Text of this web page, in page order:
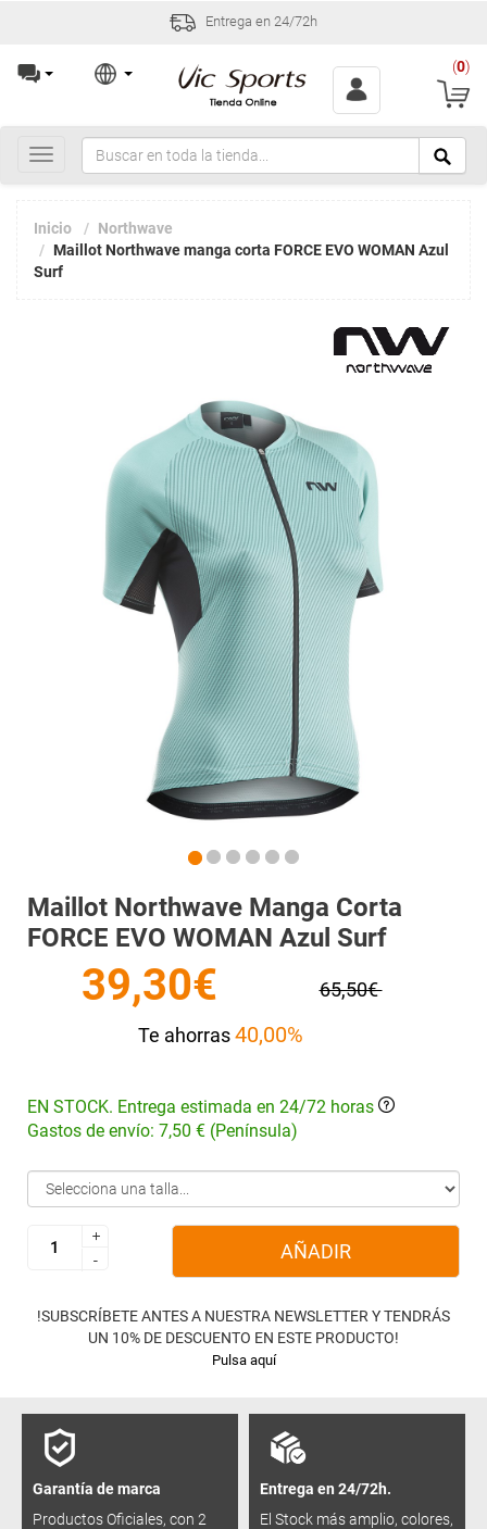
Entrega en 24/72h
(0)
Toggle
navigation
Inicio
Northwave
Maillot Northwave manga corta FORCE EVO WOMAN Azul
Surf
Maillot Northwave Manga Corta
FORCE EVO WOMAN Azul Surf
39,30€
65,50€
Te ahorras40,00%
EN STOCK. Entrega estimada en 24/72 horas
Gastos de envío: 7,50 € (Península)
+
-
+
-
AÑADIR
!SUBSCRÍBETE ANTES A NUESTRA NEWSLETTER Y TENDRÁS
UN 10% DE DESCUENTO EN ESTE PRODUCTO!
Pulsa aquí
Garantía de marca
Productos Oficiales, con 2
Entrega en 24/72h.
El Stock más amplio, colores,